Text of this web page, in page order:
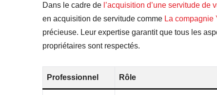
Dans le cadre de l’acquisition d’une servitude de
en acquisition de servitude comme La compagnie
précieuse. Leur expertise garantit que tous les
propriétaires sont respectés.
Professionnel Rôle